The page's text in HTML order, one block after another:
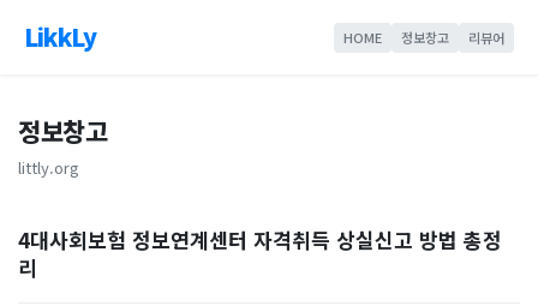
LikkLy HOME 정보창고 리뷰어
정보창고
littly.org
4대사회보험 정보연계센터 자격취득 상실신고 방법 총정
리